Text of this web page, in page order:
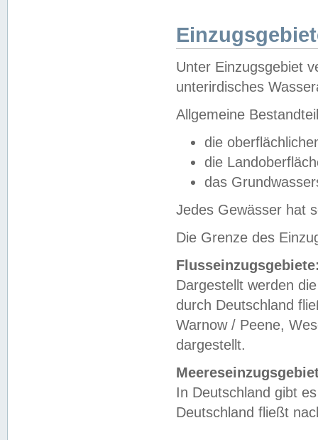
Unter Einzugsgebiet
unterirdisches
Allgemeine
die
die
das
Jedes Gewässer hat
Die Grenze des
Dargestellt werden
durch Deutschland
Warnow / Peene,
dargestellt.
In Deutschland gibt
Deutschland fließt